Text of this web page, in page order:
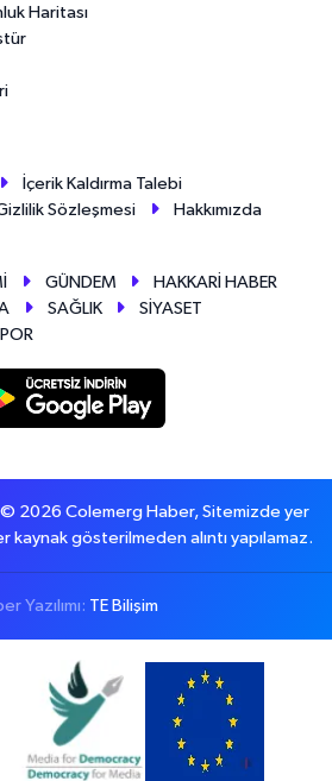
Haritası
İçerik Kaldırma Talebi
Sözleşmesi
Hakkımızda
GÜNDEM
HAKKARİ HABER
SAĞLIK
SİYASET
2026 Colemerg Haber, Sitemizde yer
kaynak gösterilmeden alıntı yapılamaz.
Yazılımı: TE Bilişim